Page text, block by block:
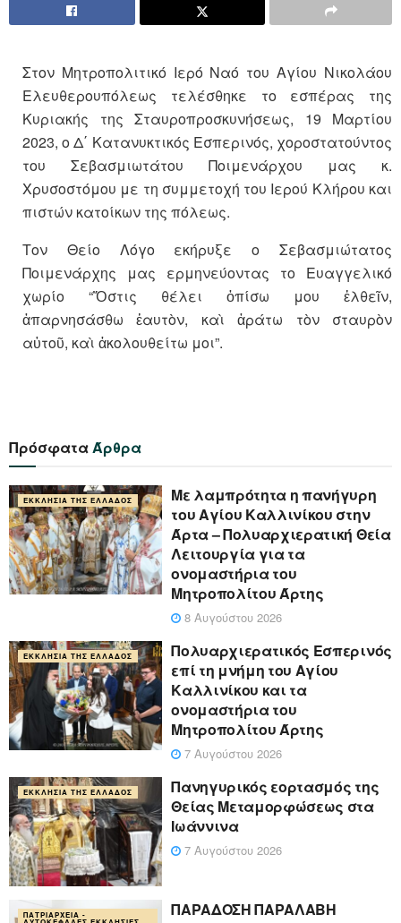
Στον Μητροπολιτικό Ιερό Ναό του Αγίου Νικολάου
Ελευθερουπόλεως τελέσθηκε το εσπέρας της
Κυριακής της Σταυροπροσκυνήσεως, 19 Μαρτίου
2023, ο Δ΄ Κατανυκτικός Εσπερινός, χοροστατούντος
του Σεβασμιωτάτου Ποιμενάρχου μας κ.
Χρυσοστόμου με τη συμμετοχή του Ιερού Κλήρου και
πιστών κατοίκων της πόλεως.
Τον Θείο Λόγο εκήρυξε ο Σεβασμιώτατος
Ποιμενάρχης μας ερμηνεύοντας το Ευαγγελικό
χωρίο “Ὅστις θέλει ὀπίσω μου ἐλθεῖν,
ἀπαρνησάσθω ἑαυτὸν, καὶ ἀράτω τὸν σταυρὸν
αὐτοῦ, καὶ ἀκολουθείτω μοι”.
ΠρόσφαταΆρθρα
ΕΚΚΛΗΣΊΑ ΤΗΣ ΕΛΛΆΔΟΣ
Με λαμπρότητα η πανήγυρη
του Αγίου Καλλινίκου στην
Άρτα – Πολυαρχιερατική Θεία
Λειτουργία για τα
ονομαστήρια του
Μητροπολίτου Άρτης
8 Αυγούστου 2026
ΕΚΚΛΗΣΊΑ ΤΗΣ ΕΛΛΆΔΟΣ
Πολυαρχιερατικός Εσπερινός
επί τη μνήμη του Αγίου
Καλλινίκου και τα
ονομαστήρια του
Μητροπολίτου Άρτης
7 Αυγούστου 2026
ΕΚΚΛΗΣΊΑ ΤΗΣ ΕΛΛΆΔΟΣ
Πανηγυρικός εορτασμός της
Θείας Μεταμορφώσεως στα
Ιωάννινα
7 Αυγούστου 2026
ΠΑΤΡΙΑΡΧΕΊΑ -
ΠΑΡΑΔΟΣΗ ΠΑΡΑΛΑΒΗ